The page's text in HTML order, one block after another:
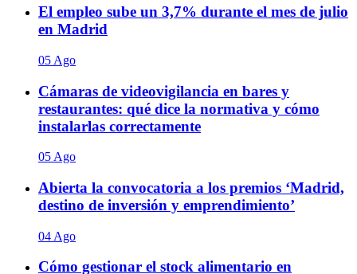
El empleo sube un 3,7% durante el mes de julio
en Madrid
05 Ago
Cámaras de videovigilancia en bares y
restaurantes: qué dice la normativa y cómo
instalarlas correctamente
05 Ago
Abierta la convocatoria a los premios ‘Madrid,
destino de inversión y emprendimiento’
04 Ago
Cómo gestionar el stock alimentario en